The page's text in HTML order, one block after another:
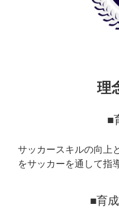
理
■
サッカースキルの向上
をサッカーを通して指
■育